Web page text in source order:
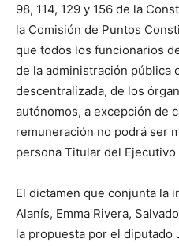
98, 114, 129 y 156 de la
la Comisión de Puntos
que todos los funcionarios
de la administración pública
descentralizada, de los
autónomos, a excepción de
remuneración no podrá ser
persona Titular del Ejecutivo
El dictamen que conjunta la
Alanís, Emma Rivera,
la propuesta por el diputado